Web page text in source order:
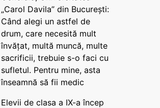
„Carol Davila” din București:
Când alegi un astfel de
drum, care necesită mult
învățat, multă muncă, multe
sacrificii, trebuie s-o faci cu
sufletul. Pentru mine, asta
înseamnă să fii medic
Elevii de clasa a IX-a încep